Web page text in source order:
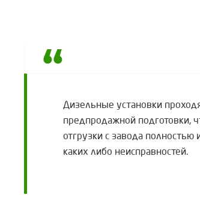
Дизельные установки
предпродажной подготовки,
отгрузки с завода
каких либо неисправностей.